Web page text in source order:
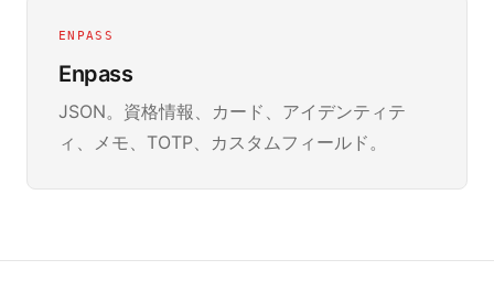
ENPASS
Enpass
JSON。資格情報、カード、アイデンティテ
ィ、メモ、TOTP、カスタムフィールド。